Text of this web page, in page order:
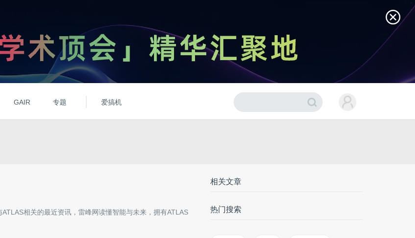
GAIR 专题 爱搞机
ATLAS相关的最近资讯，雷峰网读懂智能与未来，拥有ATLAS
相关文章
热门搜索